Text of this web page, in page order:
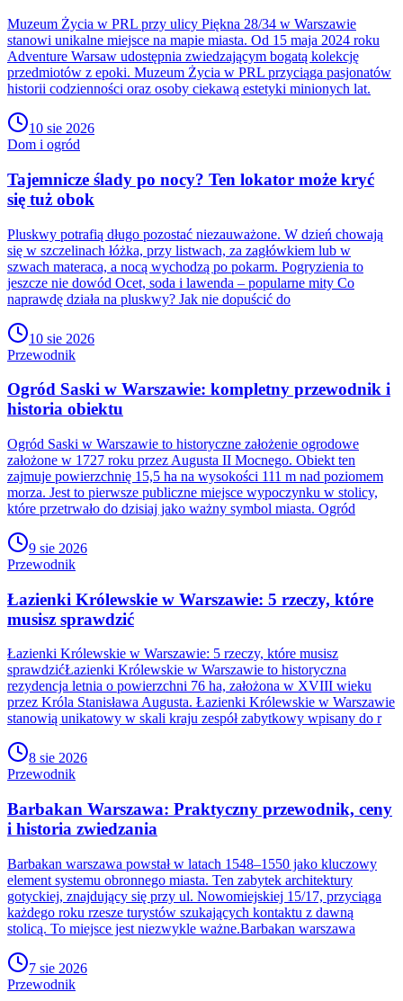
Muzeum Życia w PRL przy ulicy Piękna 28/34 w Warszawie
stanowi unikalne miejsce na mapie miasta. Od 15 maja 2024 roku
Adventure Warsaw udostępnia zwiedzającym bogatą kolekcję
przedmiotów z epoki. Muzeum Życia w PRL przyciąga pasjonatów
historii codzienności oraz osoby ciekawą estetyki minionych lat.
10 sie 2026
Dom i ogród
Tajemnicze ślady po nocy? Ten lokator może kryć
się tuż obok
Pluskwy potrafią długo pozostać niezauważone. W dzień chowają
się w szczelinach łóżka, przy listwach, za zagłówkiem lub w
szwach materaca, a nocą wychodzą po pokarm. Pogryzienia to
jeszcze nie dowód Ocet, soda i lawenda – popularne mity Co
naprawdę działa na pluskwy? Jak nie dopuścić do
10 sie 2026
Przewodnik
Ogród Saski w Warszawie: kompletny przewodnik i
historia obiektu
Ogród Saski w Warszawie to historyczne założenie ogrodowe
założone w 1727 roku przez Augusta II Mocnego. Obiekt ten
zajmuje powierzchnię 15,5 ha na wysokości 111 m nad poziomem
morza. Jest to pierwsze publiczne miejsce wypoczynku w stolicy,
które przetrwało do dzisiaj jako ważny symbol miasta. Ogród
9 sie 2026
Przewodnik
Łazienki Królewskie w Warszawie: 5 rzeczy, które
musisz sprawdzić
Łazienki Królewskie w Warszawie: 5 rzeczy, które musisz
sprawdzićŁazienki Królewskie w Warszawie to historyczna
rezydencja letnia o powierzchni 76 ha, założona w XVIII wieku
przez Króla Stanisława Augusta. Łazienki Królewskie w Warszawie
stanowią unikatowy w skali kraju zespół zabytkowy wpisany do r
8 sie 2026
Przewodnik
Barbakan Warszawa: Praktyczny przewodnik, ceny
i historia zwiedzania
Barbakan warszawa powstał w latach 1548–1550 jako kluczowy
element systemu obronnego miasta. Ten zabytek architektury
gotyckiej, znajdujący się przy ul. Nowomiejskiej 15/17, przyciąga
każdego roku rzesze turystów szukających kontaktu z dawną
stolicą. To miejsce jest niezwykle ważne.Barbakan warszawa
7 sie 2026
Przewodnik